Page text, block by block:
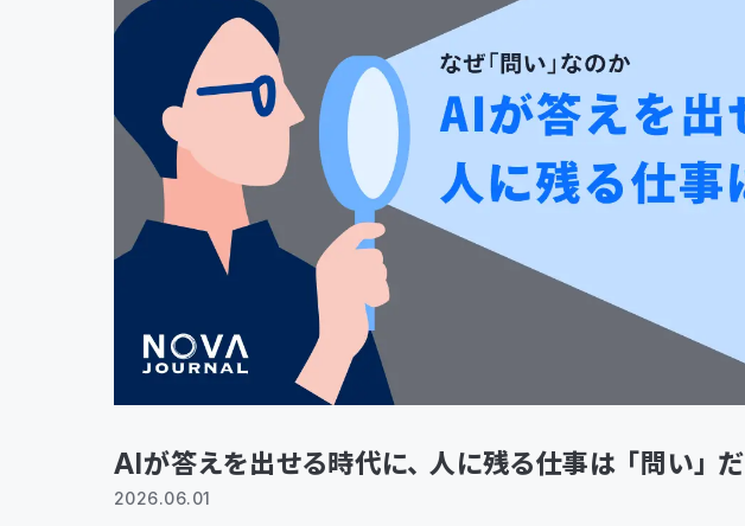
AIが答えを出せる時代に、人に残る仕事は「問い」だ
2026.06.01